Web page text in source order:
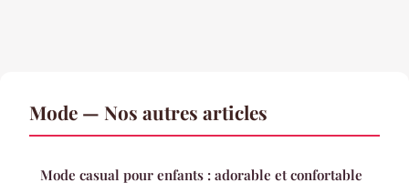
Mode — Nos autres articles
Mode casual pour enfants : adorable et confortable